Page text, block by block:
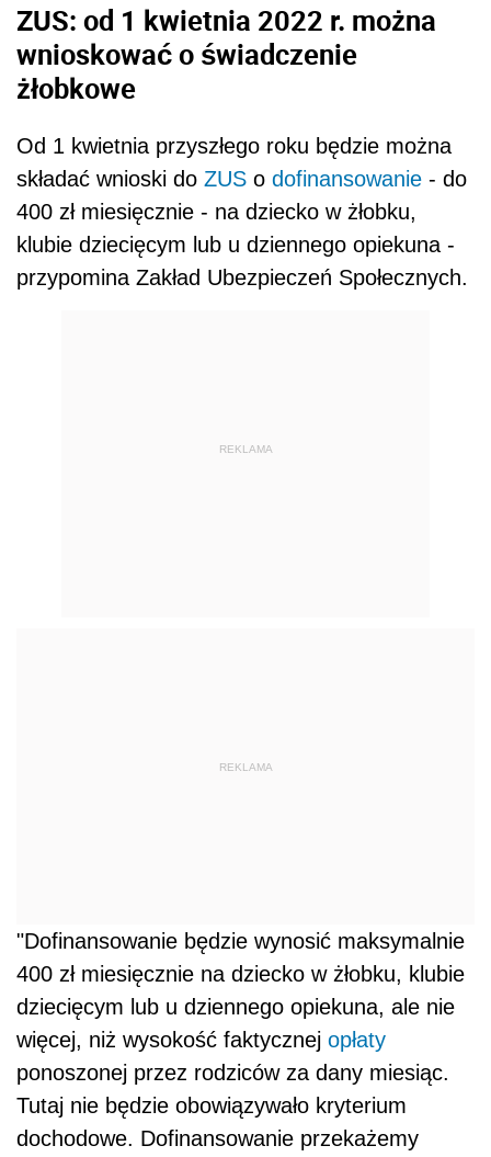
ZUS: od 1 kwietnia 2022 r. można
wnioskować o świadczenie
żłobkowe
Od 1 kwietnia przyszłego roku będzie można
składać wnioski do ZUS o dofinansowanie - do
400 zł miesięcznie - na dziecko w żłobku,
klubie dziecięcym lub u dziennego opiekuna -
przypomina Zakład Ubezpieczeń Społecznych.
REKLAMA
REKLAMA
"Dofinansowanie będzie wynosić maksymalnie
400 zł miesięcznie na dziecko w żłobku, klubie
dziecięcym lub u dziennego opiekuna, ale nie
więcej, niż wysokość faktycznej opłaty
ponoszonej przez rodziców za dany miesiąc.
Tutaj nie będzie obowiązywało kryterium
dochodowe. Dofinansowanie przekażemy